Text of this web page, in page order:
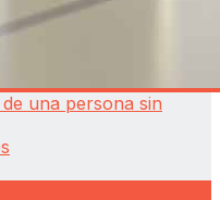
una persona sin